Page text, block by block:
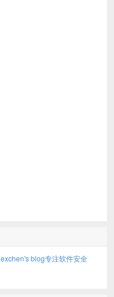
exchen's blog专注软件安全